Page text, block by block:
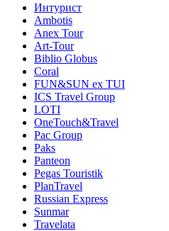
Интурист
Ambotis
Anex Tour
Art-Tour
Biblio Globus
Coral
FUN&SUN ex TUI
ICS Travel Group
LOTI
OneTouch&Travel
Pac Group
Paks
Panteon
Pegas Touristik
PlanTravel
Russian Express
Sunmar
Travelata